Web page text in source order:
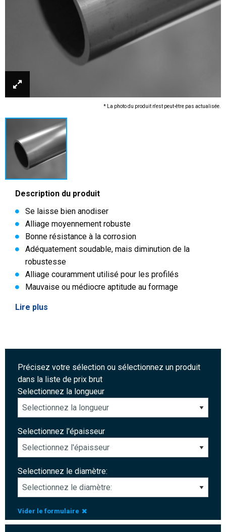
* La photo du produit n'est peut-être pas actualisée.
Description du produit
Se laisse bien anodiser
Alliage moyennement robuste
Bonne résistance à la corrosion
Adéquatement soudable, mais diminution de la
robustesse
Alliage couramment utilisé pour les profilés
Mauvaise ou médiocre aptitude au formage
Lire plus
Précisez votre sélection ou sélectionnez un produit
dans la liste de prix brut
Selectionnez la longueur
Selectionnez l'épaisseur
Selectionnez le diamètre:
Vider le formulaire